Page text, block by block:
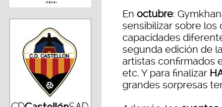
En octubre:
sensibilizar sobre
capacidades
segunda edición de
artistas confirmados
etc. Y para finalizar
grandes sorpresas